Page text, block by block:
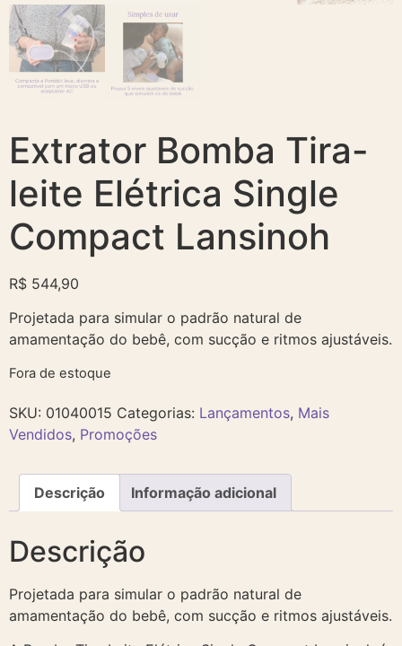
Extrator Bomba Tira-
leite Elétrica Single
Compact Lansinoh
R$ 544,90
Projetada para simular o padrão natural de
amamentação do bebê, com sucção e ritmos ajustáveis.
Fora de estoque
SKU: 01040015 Categorias: Lançamentos, Mais
Vendidos, Promoções
Descrição Informação adicional
Descrição
Projetada para simular o padrão natural de
amamentação do bebê, com sucção e ritmos ajustáveis.